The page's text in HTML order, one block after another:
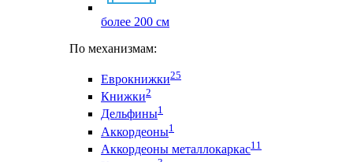
более 200 см
По механизмам:
Еврокнижки25
Книжки2
Дельфины1
Аккордеоны1
Аккордеоны металлокаркас11